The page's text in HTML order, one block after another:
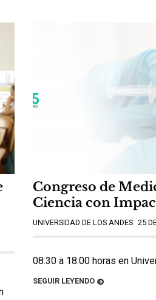
Congreso de
Ciencia con
UNIVERSIDAD DE LOS ANDES 25
08:30 a 18:00 horas en
SEGUIR LEYENDO